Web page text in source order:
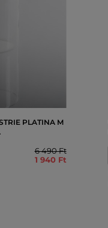
PLATINA M
6 490 Ft
1 940 Ft